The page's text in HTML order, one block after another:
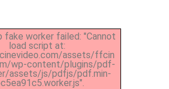
fake worker failed: "Cannot
load script at:
assets/ffcin
wp-content/plugins/pdf-
assets/js/pdfjs/pdf.min-